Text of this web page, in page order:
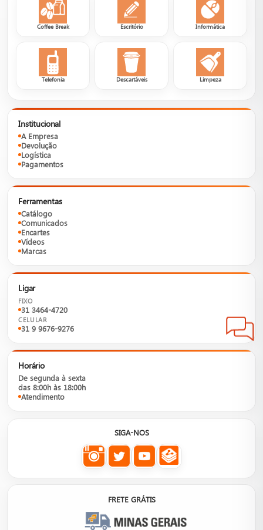
Coffee Break Escritório Informática
Telefonia Descartáveis Limpeza
Institucional
A Empresa
Devolução
Logística
Pagamentos
Ferramentas
Catálogo
Comunicados
Encartes
Vídeos
Marcas
Ligar
FIXO
31 3464-4720
CELULAR
31 9 9676-9276
Horário
De segunda à sexta
das 8:00h às 18:00h
Atendimento
SIGA-NOS
FRETE GRÁTIS